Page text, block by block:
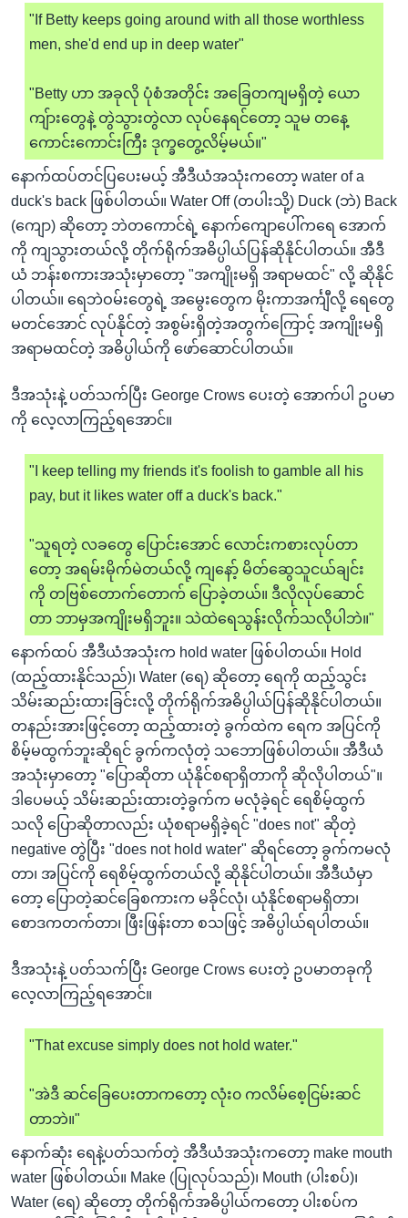
"If Betty keeps going around with all those worthless
men, she'd end up in deep water"
"Betty ဟာ အခုလို ပုံစံအတိုင်း အခြေတကျမရှိတဲ့ ယော
ကျ်ားတွေနဲ့ တွဲသွားတွဲလာ လုပ်နေရင်တော့ သူမ တနေ့
ကောင်းကောင်းကြီး ဒုက္ခတွေ့လိမ့်မယ်။"
နောက်ထပ်တင်ပြပေးမယ့် အီဒီယံအသုံးကတော့ water of a
duck's back ဖြစ်ပါတယ်။ Water Off (တပါးသို့) Duck (ဘဲ) Back
(ကျော) ဆိုတော့ ဘဲတကောင်ရဲ့ နောက်ကျောပေါ်ကရေ အောက်
ကို ကျသွားတယ်လို့ တိုက်ရိုက်အဓိပ္ပါယ်ပြန်ဆိုနိုင်ပါတယ်။ အီဒီ
ယံ ဘန်းစကားအသုံးမှာတော့ "အကျိုးမရှိ အရာမထင်" လို့ ဆိုနိုင်
ပါတယ်။ ရေဘဲဝမ်းတွေရဲ့ အမွေးတွေက မိုးကာအင်္ကျီလို့ ရေတွေ
မတင်အောင် လုပ်နိုင်တဲ့ အစွမ်းရှိတဲ့အတွက်ကြောင့် အကျိုးမရှိ
အရာမထင်တဲ့ အဓိပ္ပါယ်ကို ဖော်ဆောင်ပါတယ်။
ဒီအသုံးနဲ့ ပတ်သက်ပြီး George Crows ပေးတဲ့ အောက်ပါ ဥပမာ
ကို လေ့လာကြည့်ရအောင်။
"I keep telling my friends it's foolish to gamble all his
pay, but it likes water off a duck's back."
"သူရတဲ့ လခတွေ ပြောင်းအောင် လောင်းကစားလုပ်တာ
တော့ အရမ်းမိုက်မဲတယ်လို့ ကျနော့် မိတ်ဆွေသူငယ်ချင်း
ကို တဗြစ်တောက်တောက် ပြောခဲ့တယ်။ ဒီလိုလုပ်ဆောင်
တာ ဘာမှအကျိုးမရှိဘူး။ သဲထဲရေသွန်းလိုက်သလိုပါဘဲ။"
နောက်ထပ် အီဒီယံအသုံးက hold water ဖြစ်ပါတယ်။ Hold
(ထည့်ထားနိုင်သည်)၊ Water (ရေ) ဆိုတော့ ရေကို ထည့်သွင်း
သိမ်းဆည်းထားခြင်းလို့ တိုက်ရိုက်အဓိပ္ပါယ်ပြန်ဆိုနိုင်ပါတယ်။
တနည်းအားဖြင့်တော့ ထည့်ထားတဲ့ ခွက်ထဲက ရေက အပြင်ကို
စိမ့်မထွက်ဘူးဆိုရင် ခွက်ကလုံတဲ့ သဘောဖြစ်ပါတယ်။ အီဒီယံ
အသုံးမှာတော့ "ပြောဆိုတာ ယုံနိုင်စရာရှိတာကို ဆိုလိုပါတယ်"။
ဒါပေမယ့် သိမ်းဆည်းထားတဲ့ခွက်က မလုံခဲ့ရင် ရေစိမ့်ထွက်
သလို ပြောဆိုတာလည်း ယုံစရာမရှိခဲ့ရင် "does not" ဆိုတဲ့
negative တွဲပြီး "does not hold water" ဆိုရင်တော့ ခွက်ကမလုံ
တာ၊ အပြင်ကို ရေစိမ့်ထွက်တယ်လို့ ဆိုနိုင်ပါတယ်။ အီဒီယံမှာ
တော့ ပြောတဲ့ဆင်ခြေစကားက မခိုင်လုံ၊ ယုံနိုင်စရာမရှိတာ၊
စောဒကတက်တာ၊ ဖြီးဖြန်းတာ စသဖြင့် အဓိပ္ပါယ်ရပါတယ်။
ဒီအသုံးနဲ့ ပတ်သက်ပြီး George Crows ပေးတဲ့ ဥပမာတခုကို
လေ့လာကြည့်ရအောင်။
"That excuse simply does not hold water."
"အဲဒီ ဆင်ခြေပေးတာကတော့ လုံး၀ ကလိမ်စေ့ငြမ်းဆင်
တာဘဲ။"
နောက်ဆုံး ရေနဲ့ပတ်သက်တဲ့ အီဒီယံအသုံးကတော့ make mouth
water ဖြစ်ပါတယ်။ Make (ပြုလုပ်သည်)၊ Mouth (ပါးစပ်)၊
Water (ရေ) ဆိုတော့ တိုက်ရိုက်အဓိပ္ပါယ်ကတော့ ပါးစပ်က